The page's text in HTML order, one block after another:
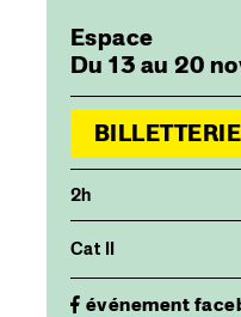
Espace
Du 13 au 20
BILLETTERIE
2h
Cat II
événement